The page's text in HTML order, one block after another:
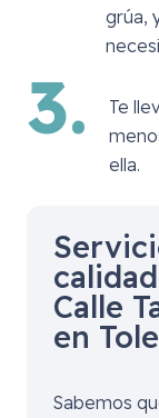
grúa,
3.
Te
ella.
Calle
en
Sabemos